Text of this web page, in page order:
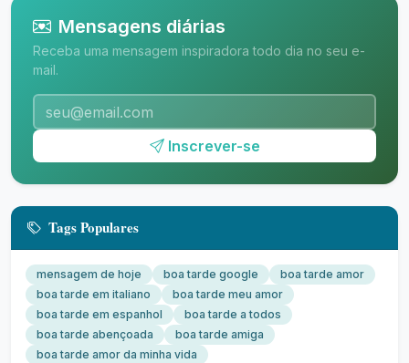
Mensagens diárias
Receba uma mensagem inspiradora todo dia no seu e-
mail.
Inscrever-se
Tags Populares
mensagem de hoje boa tarde google
boa tarde amor
boa tarde em italiano
boa tarde meu amor
boa tarde em espanhol
boa tarde a todos
boa tarde abençoada
boa tarde amiga
boa tarde amor da minha vida